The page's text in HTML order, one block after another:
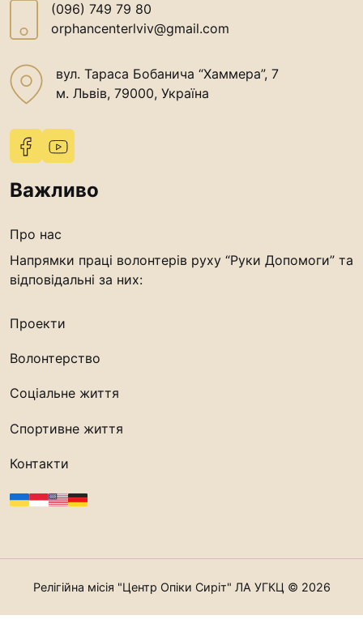
(096) 749 79 80
orphancenterlviv@gmail.com
вул. Тараса Бобанича “Хаммера”, 7
м. Львів, 79000, Україна
Важливо
Про нас
Напрямки праці волонтерів руху “Руки Допомоги” та
відповідальні за них:
Проекти
Волонтерство
Соціальне життя
Спортивне життя
Контакти
Релігійна місія "Центр Опіки Сиріт" ЛА УГКЦ © 2026